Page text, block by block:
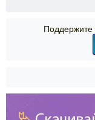
Поддержите